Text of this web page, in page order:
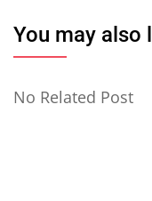
You may also
No Related Post